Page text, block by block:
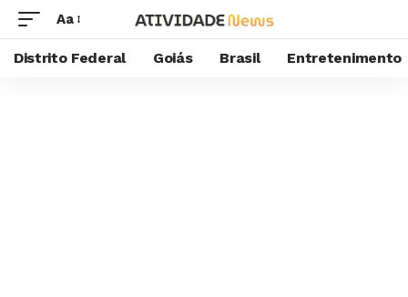
Aa
Distrito Federal Goiás Brasil Entretenimento